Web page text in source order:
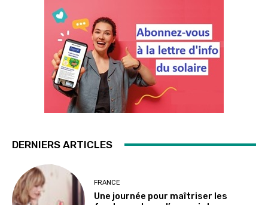
DERNIERS ARTICLES
FRANCE
Une journée pour maîtriser les